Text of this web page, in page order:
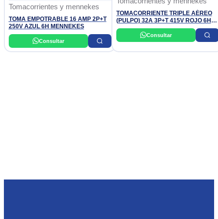
Tomacorrientes y mennekes
TOMA EMPOTRABLE 16 AMP 2P+T
250V AZUL 6H MENNEKES
Consultar
TOMACORRIENTE TRIPLE AÉREO
(PULPO) 32A 3P+T 415V ROJO 6H
IP44 MENNEKES
Consultar